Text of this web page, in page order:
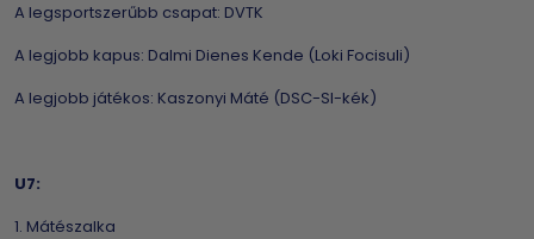
A legsportszerűbb csapat: DVTK
A legjobb kapus: Dalmi Dienes Kende (Loki Focisuli)
A legjobb játékos: Kaszonyi Máté (DSC-SI-kék)
U7:
1. Mátészalka